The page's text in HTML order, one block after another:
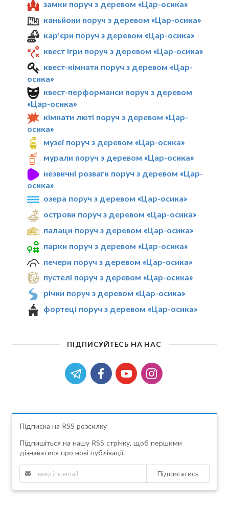
замки поруч з деревом «Цар-осика»
каньйони поруч з деревом «Цар-осика»
кар'єри поруч з деревом «Цар-осика»
квест ігри поруч з деревом «Цар-осика»
квест-кімнати поруч з деревом «Цар-
осика»
квест-перформанси поруч з деревом
«Цар-осика»
кімнати люті поруч з деревом «Цар-
осика»
музеї поруч з деревом «Цар-осика»
мурали поруч з деревом «Цар-осика»
незвичні розваги поруч з деревом «Цар-
осика»
озера поруч з деревом «Цар-осика»
острови поруч з деревом «Цар-осика»
палаци поруч з деревом «Цар-осика»
парки поруч з деревом «Цар-осика»
печери поруч з деревом «Цар-осика»
пустелі поруч з деревом «Цар-осика»
річки поруч з деревом «Цар-осика»
фортеці поруч з деревом «Цар-осика»
ПІДПИСУЙТЕСЬ НА НАС
Підписка на RSS розсилку
Підпишіться на нашу RSS стрічку, щоб першими
дізнаватися про нові публікації.
Підписатись